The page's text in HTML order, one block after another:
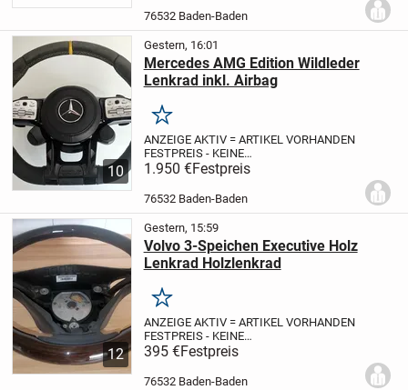
(LHD) Artikelbeschreibung:
76532 Baden-Baden
10
Gestern, 16:01
Mercedes AMG Edition Wildleder
Lenkrad inkl. Airbag
Merken
ANZEIGE AKTIV = ARTIKEL VORHANDEN
FESTPREIS - KEINE
PREISREDUZIERUNG
Enthusiasten besteht das richtige
Sportlenkrad aus einem handfesten
echtem...
1.950 €Festpreis
76532 Baden-Baden
12
Gestern, 15:59
Volvo 3-Speichen Executive Holz
Lenkrad Holzlenkrad
Merken
ANZEIGE AKTIV = ARTIKEL VORHANDEN
FESTPREIS - KEINE
PREISREDUZIERUNG
Enthusiasten besteht das richtige
Sportlenkrad aus Holz. Ein kräftiger
395 €Festpreis
76532 Baden-Baden